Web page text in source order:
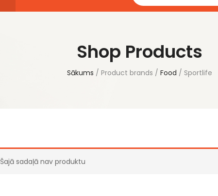
Shop Products
Sākums Product brands Food Sportlife
Šajā sadaļā nav produktu